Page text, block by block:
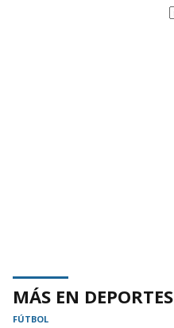
MÁS EN DEPORTES
FÚTBOL